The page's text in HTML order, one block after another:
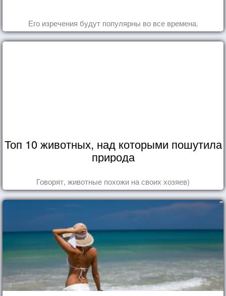
Его изречения будут популярны во все времена.
Топ 10 животных, над которыми пошутила
природа
Говорят, животные похожи на своих хозяев)